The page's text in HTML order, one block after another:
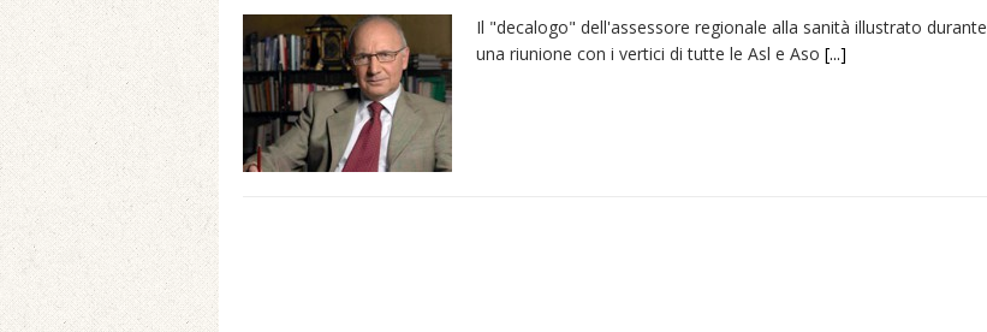
Il "decalogo" dell'assessore regionale alla sanità illustrato durante
una riunione con i vertici di tutte le Asl e Aso [...]